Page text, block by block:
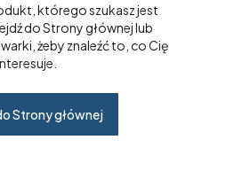
którego szukasz jest
do Strony głównej lub
żeby znaleźć to, co Cię
Strony głównej